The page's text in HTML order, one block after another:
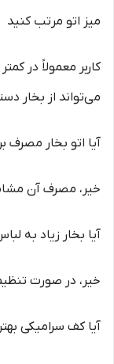
میز اتو مرتب کنید
می‌تواند از بخار
آیا اتو بخار مصرف
خیر، مصرف آن
آیا بخار زیاد به
خیر، در صورت
آیا کف سرامیکی